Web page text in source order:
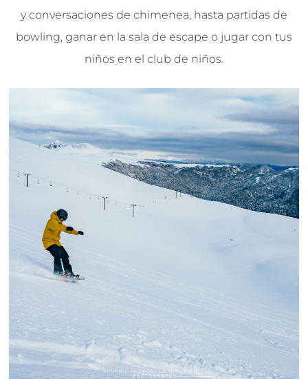
y conversaciones de chimenea, hasta partidas de
bowling, ganar en la sala de escape o jugar con tus
niños en el club de niños.